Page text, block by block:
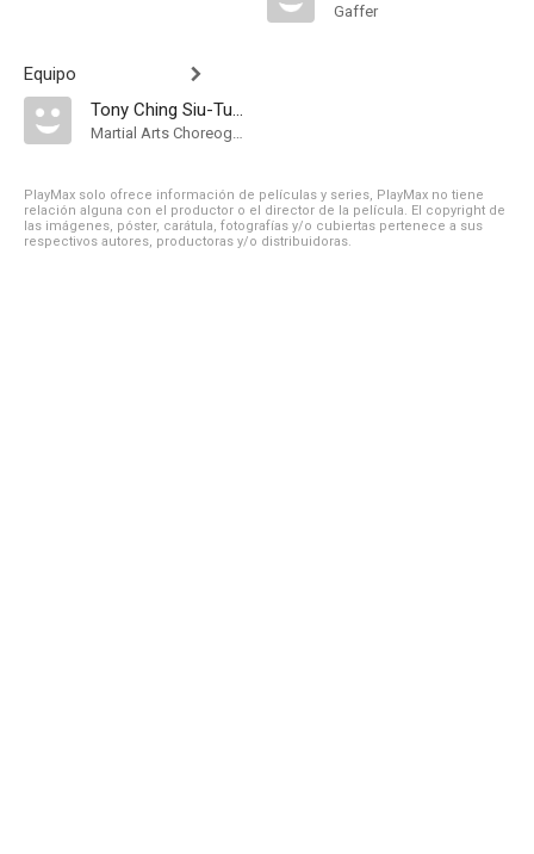
Equipo
Tony Ching Siu-Tung
Martial Arts Choreographer
Gaffer
PlayMax solo ofrece información de películas y series, PlayMax no tiene
relación alguna con el productor o el director de la película. El copyright de
las imágenes, póster, carátula, fotografías y/o cubiertas pertenece a sus
respectivos autores, productoras y/o distribuidoras.